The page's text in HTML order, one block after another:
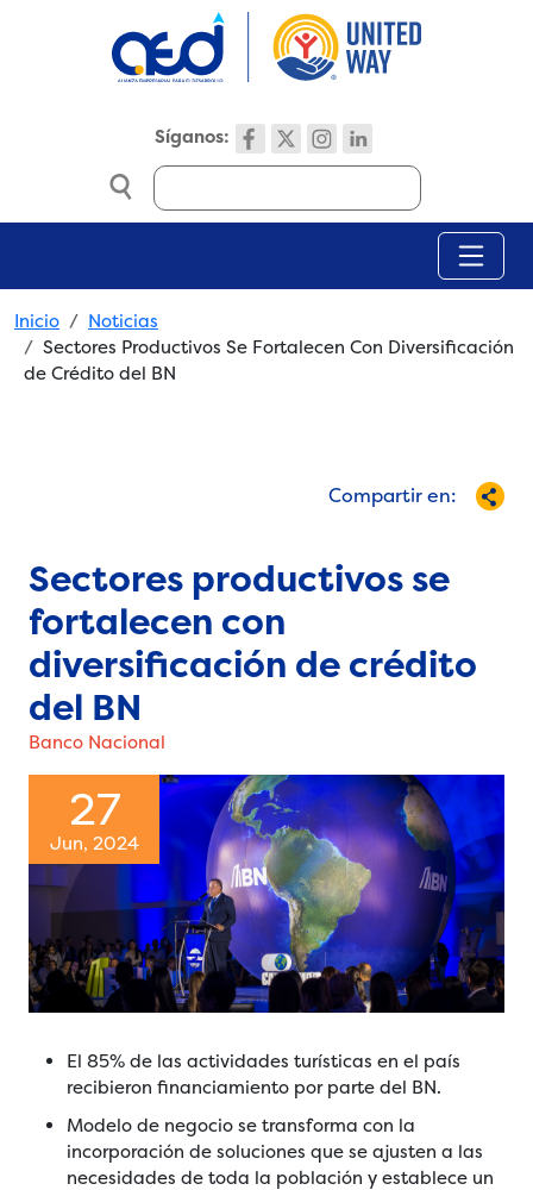
Síganos:
Search
Breadcrumb
Inicio
Noticias
Sectores Productivos Se Fortalecen Con Diversificación
de Crédito del BN
Compartir en:
Sectores productivos se
fortalecen con
diversificación de crédito
del BN
Banco Nacional
27
Jun, 2024
El 85% de las actividades turísticas en el país
recibieron financiamiento por parte del BN.
Modelo de negocio se transforma con la
incorporación de soluciones que se ajusten a las
necesidades de toda la población y establece un